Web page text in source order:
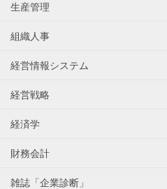
生産管理
組織人事
経営情報システム
経営戦略
経済学
財務会計
雑誌「企業診断」